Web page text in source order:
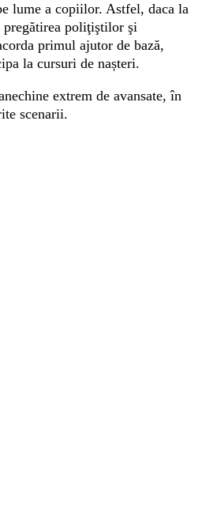
lume a copiilor. Astfel, daca la
poliţiştilor şi
primul ajutor de bază,
la cursuri de nașteri.
extrem de avansate, în
scenarii.